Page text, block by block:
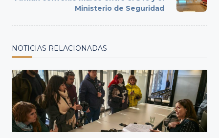
text">Page</span>Ministerio de Seguridad
NOTICIAS RELACIONADAS